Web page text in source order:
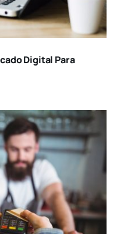
Digital Para